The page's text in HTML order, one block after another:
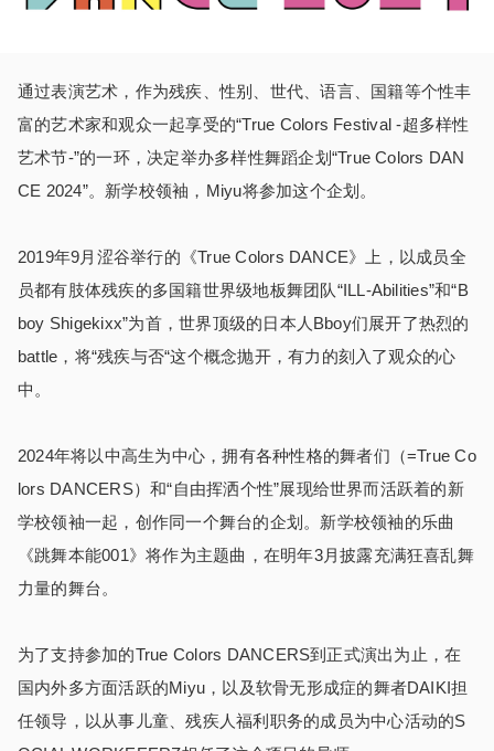
通过表演艺术，作为残疾、性别、世代、语言、国籍等个性丰
富的艺术家和观众一起享受的“True Colors Festival -超多样性
艺术节-”的一环，决定举办多样性舞蹈企划“True Colors DAN
CE 2024”。新学校领袖，Miyu将参加这个企划。
2019年9月涩谷举行的《True Colors DANCE》上，以成员全
员都有肢体残疾的多国籍世界级地板舞团队“ILL-Abilities”和“B
boy Shigekixx”为首，世界顶级的日本人Bboy们展开了热烈的
battle，将“残疾与否“这个概念抛开，有力的刻入了观众的心
中。
2024年将以中高生为中心，拥有各种性格的舞者们（=True Co
lors DANCERS）和“自由挥洒个性”展现给世界而活跃着的新
学校领袖一起，创作同一个舞台的企划。新学校领袖的乐曲
《跳舞本能001》将作为主题曲，在明年3月披露充满狂喜乱舞
力量的舞台。
为了支持参加的True Colors DANCERS到正式演出为止，在
国内外多方面活跃的Miyu，以及软骨无形成症的舞者DAIKI担
任领导，以从事儿童、残疾人福利职务的成员为中心活动的S